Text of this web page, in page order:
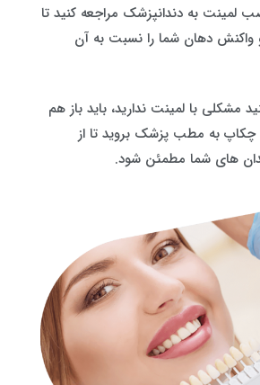
لمینت به دندانپزشک مراجعه کنید تا
واکنش دهان شما را نسبت به آن
مشکلی با لمینت ندارید، باید باز هم
به مطب پزشک بروید تا از
های شما مطمئن شود.